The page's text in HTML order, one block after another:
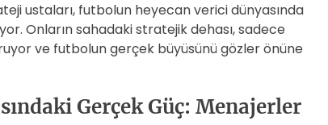
ustaları, futbolun heyecan verici dünyasında
Onların sahadaki stratejik dehası, sadece
ve futbolun gerçek büyüsünü gözler önüne
Gerçek Güç: Menajerler